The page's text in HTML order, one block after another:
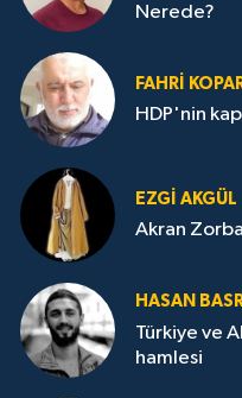
Nerede?
FAHRI
HDP'nin
EZGI AKGÜL
Akran
HASAN
Türkiye ve
hamlesi